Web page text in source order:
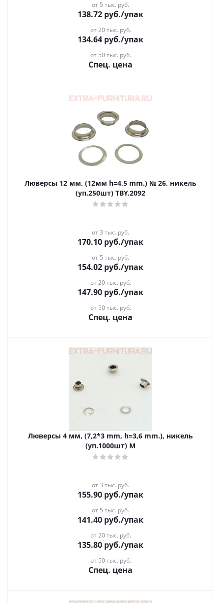
от 5 тыс. руб.
138.72 руб./упак
от 20 тыс. руб.
134.64 руб./упак
от 50 тыс. руб.
Спец. цена
Люверсы 12 мм, (12мм h=4,5 mm.) № 26, никель
(уп.250шт) TBY.2092
от 3 тыс. руб.
170.10 руб./упак
от 5 тыс. руб.
154.02 руб./упак
от 20 тыс. руб.
147.90 руб./упак
от 50 тыс. руб.
Спец. цена
Люверсы 4 мм, (7,2*3 mm, h=3,6 mm.), никель
(уп.1000шт) М
от 3 тыс. руб.
155.90 руб./упак
от 5 тыс. руб.
141.40 руб./упак
от 20 тыс. руб.
135.80 руб./упак
от 50 тыс. руб.
Спец. цена